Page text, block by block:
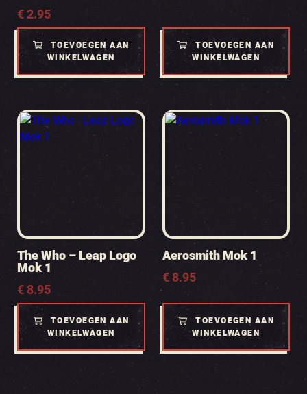
€2.95
TOEVOEGEN AAN
WINKELWAGEN
TOEVOEGEN AAN
WINKELWAGEN
The Who – Leap Logo
Mok 1
€8.95
TOEVOEGEN AAN
WINKELWAGEN
Aerosmith Mok 1
€8.95
TOEVOEGEN AAN
WINKELWAGEN